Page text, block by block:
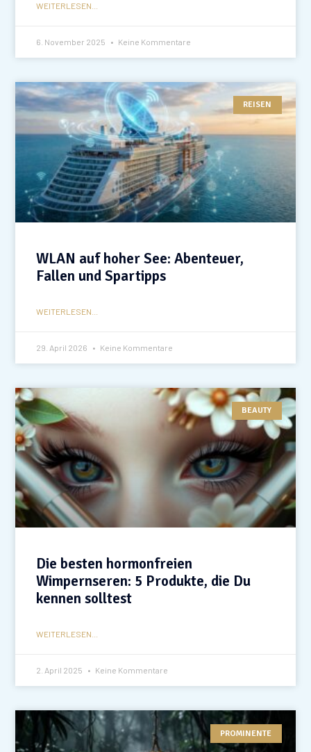
WEITERLESEN...
6. November 2025 Keine Kommentare
REISEN
WLAN auf hoher See: Abenteuer,
Fallen und Spartipps
WEITERLESEN...
29. April 2026 Keine Kommentare
BEAUTY
Die besten hormonfreien
Wimpernseren: 5 Produkte, die Du
kennen solltest
WEITERLESEN...
2. April 2025 Keine Kommentare
PROMINENTE